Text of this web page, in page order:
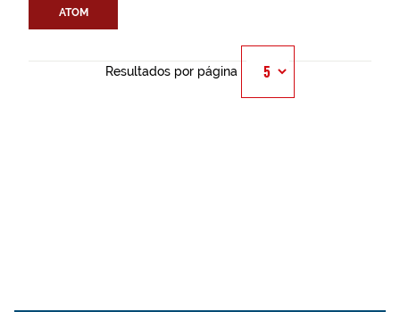
ATOM
Resultados por página